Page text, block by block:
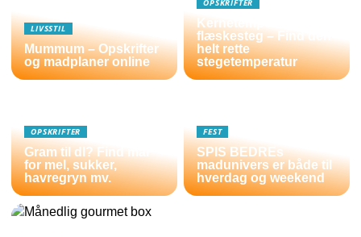
LIVSSTIL
Mummum – Opskrifter
og madplaner online
OPSKRIFTER
Kernetemperatur
flæskesteg – Find den
helt rette
stegetemperatur
OPSKRIFTER
Gram til dl? Find mål
for mel, sukker,
havregryn mv.
FEST
SPIS BEDREs
madunivers er både til
hverdag og weekend